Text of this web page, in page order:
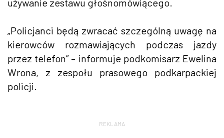
„Policjanci będą zwracać szczególną uwagę na
kierowców rozmawiających podczas jazdy
przez telefon” – informuje podkomisarz Ewelina
Wrona, z zespołu prasowego podkarpackiej
policji.
REKLAMA